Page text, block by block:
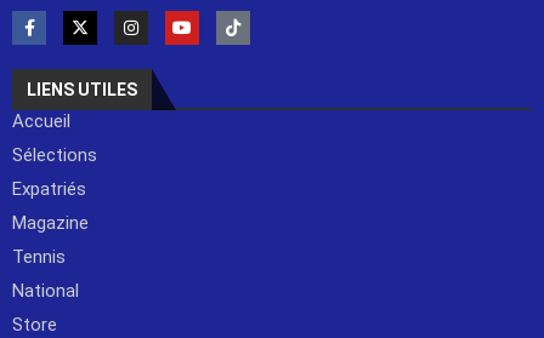
LIENS UTILES
Accueil
Sélections
Expatriés
Magazine
Tennis
National
Store